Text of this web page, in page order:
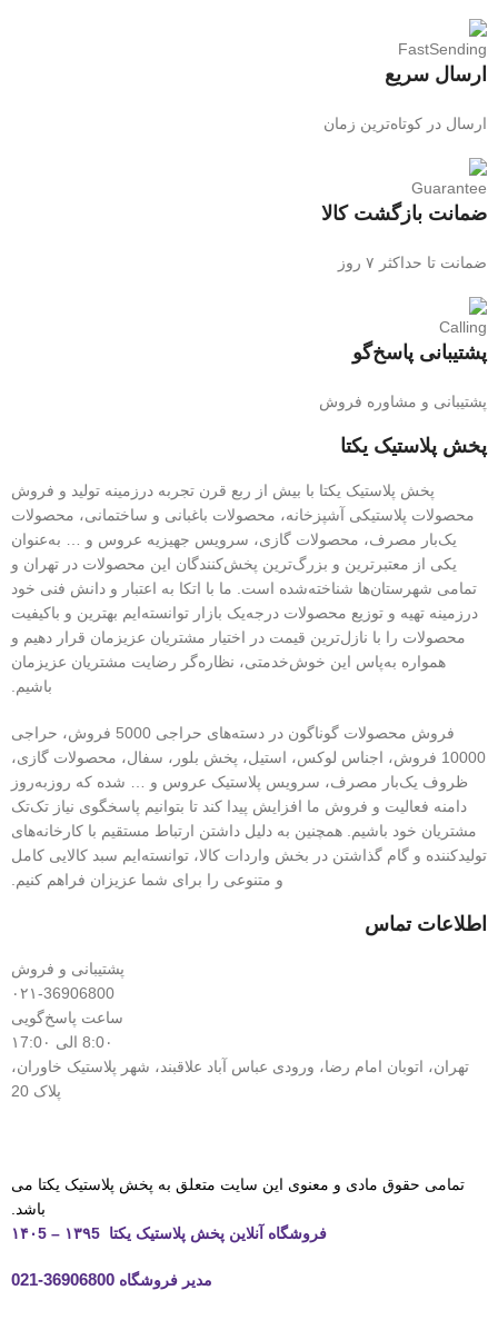
ارسال سریع
ارسال در کوتاه‌ترین زمان
ضمانت بازگشت کالا
ضمانت تا حداکثر ۷ روز
پشتیبانی پاسخ‌گو
پشتیبانی و مشاوره فروش
پخش پلاستیک یکتا
پخش پلاستیک یکتا با بیش از ربع قرن تجربه درزمینه تولید و فروش
محصولات پلاستیکی آشپزخانه، محصولات باغبانی و ساختمانی، محصولات
یک‌بار مصرف، محصولات گازی، سرویس جهیزیه عروس و … به‌عنوان
یکی از معتبرترین و بزرگ‌ترین پخش‌کنندگان این محصولات در تهران و
تمامی شهرستان‌ها شناخته‌شده است. ما با اتکا به اعتبار و دانش فنی خود
درزمینه تهیه و توزیع محصولات درجه‌یک بازار توانسته‌ایم بهترین و باکیفیت
محصولات را با نازل‌ترین قیمت در اختیار مشتریان عزیزمان قرار دهیم و
همواره به‌پاس این خوش‌خدمتی، نظاره‌گر رضایت مشتریان عزیزمان
باشیم.
فروش محصولات گوناگون در دسته‌های حراجی 5000 فروش، حراجی
10000 فروش، اجناس لوکس، استیل، پخش بلور، سفال، محصولات گازی،
ظروف یک‌بار مصرف، سرویس پلاستیک عروس و … شده که روزبه‌روز
دامنه فعالیت و فروش ما افزایش پیدا کند تا بتوانیم پاسخگوی نیاز تک‌تک
مشتریان خود باشیم. همچنین به دلیل داشتن ارتباط مستقیم با کارخانه‌های
تولیدکننده و گام گذاشتن در بخش واردات کالا، توانسته‌ایم سبد کالایی کامل
و متنوعی را برای شما عزیزان فراهم کنیم.
اطلاعات تماس
پشتیبانی و فروش
۰۲۱-36906800
ساعت پاسخ‌گویی
8:0۰ الی ۱7:0۰
تهران، اتوبان امام رضا، ورودی عباس آباد علاقبند، شهر پلاستیک خاوران،
پلاک 20
تمامی حقوق مادی و معنوی این سایت متعلق به پخش پلاستیک یکتا می
باشد.
فروشگاه آنلاین پخش پلاستیک یکتا ۱۳۹5 – ۱۴۰5
مدیر فروشگاه 36906800-021